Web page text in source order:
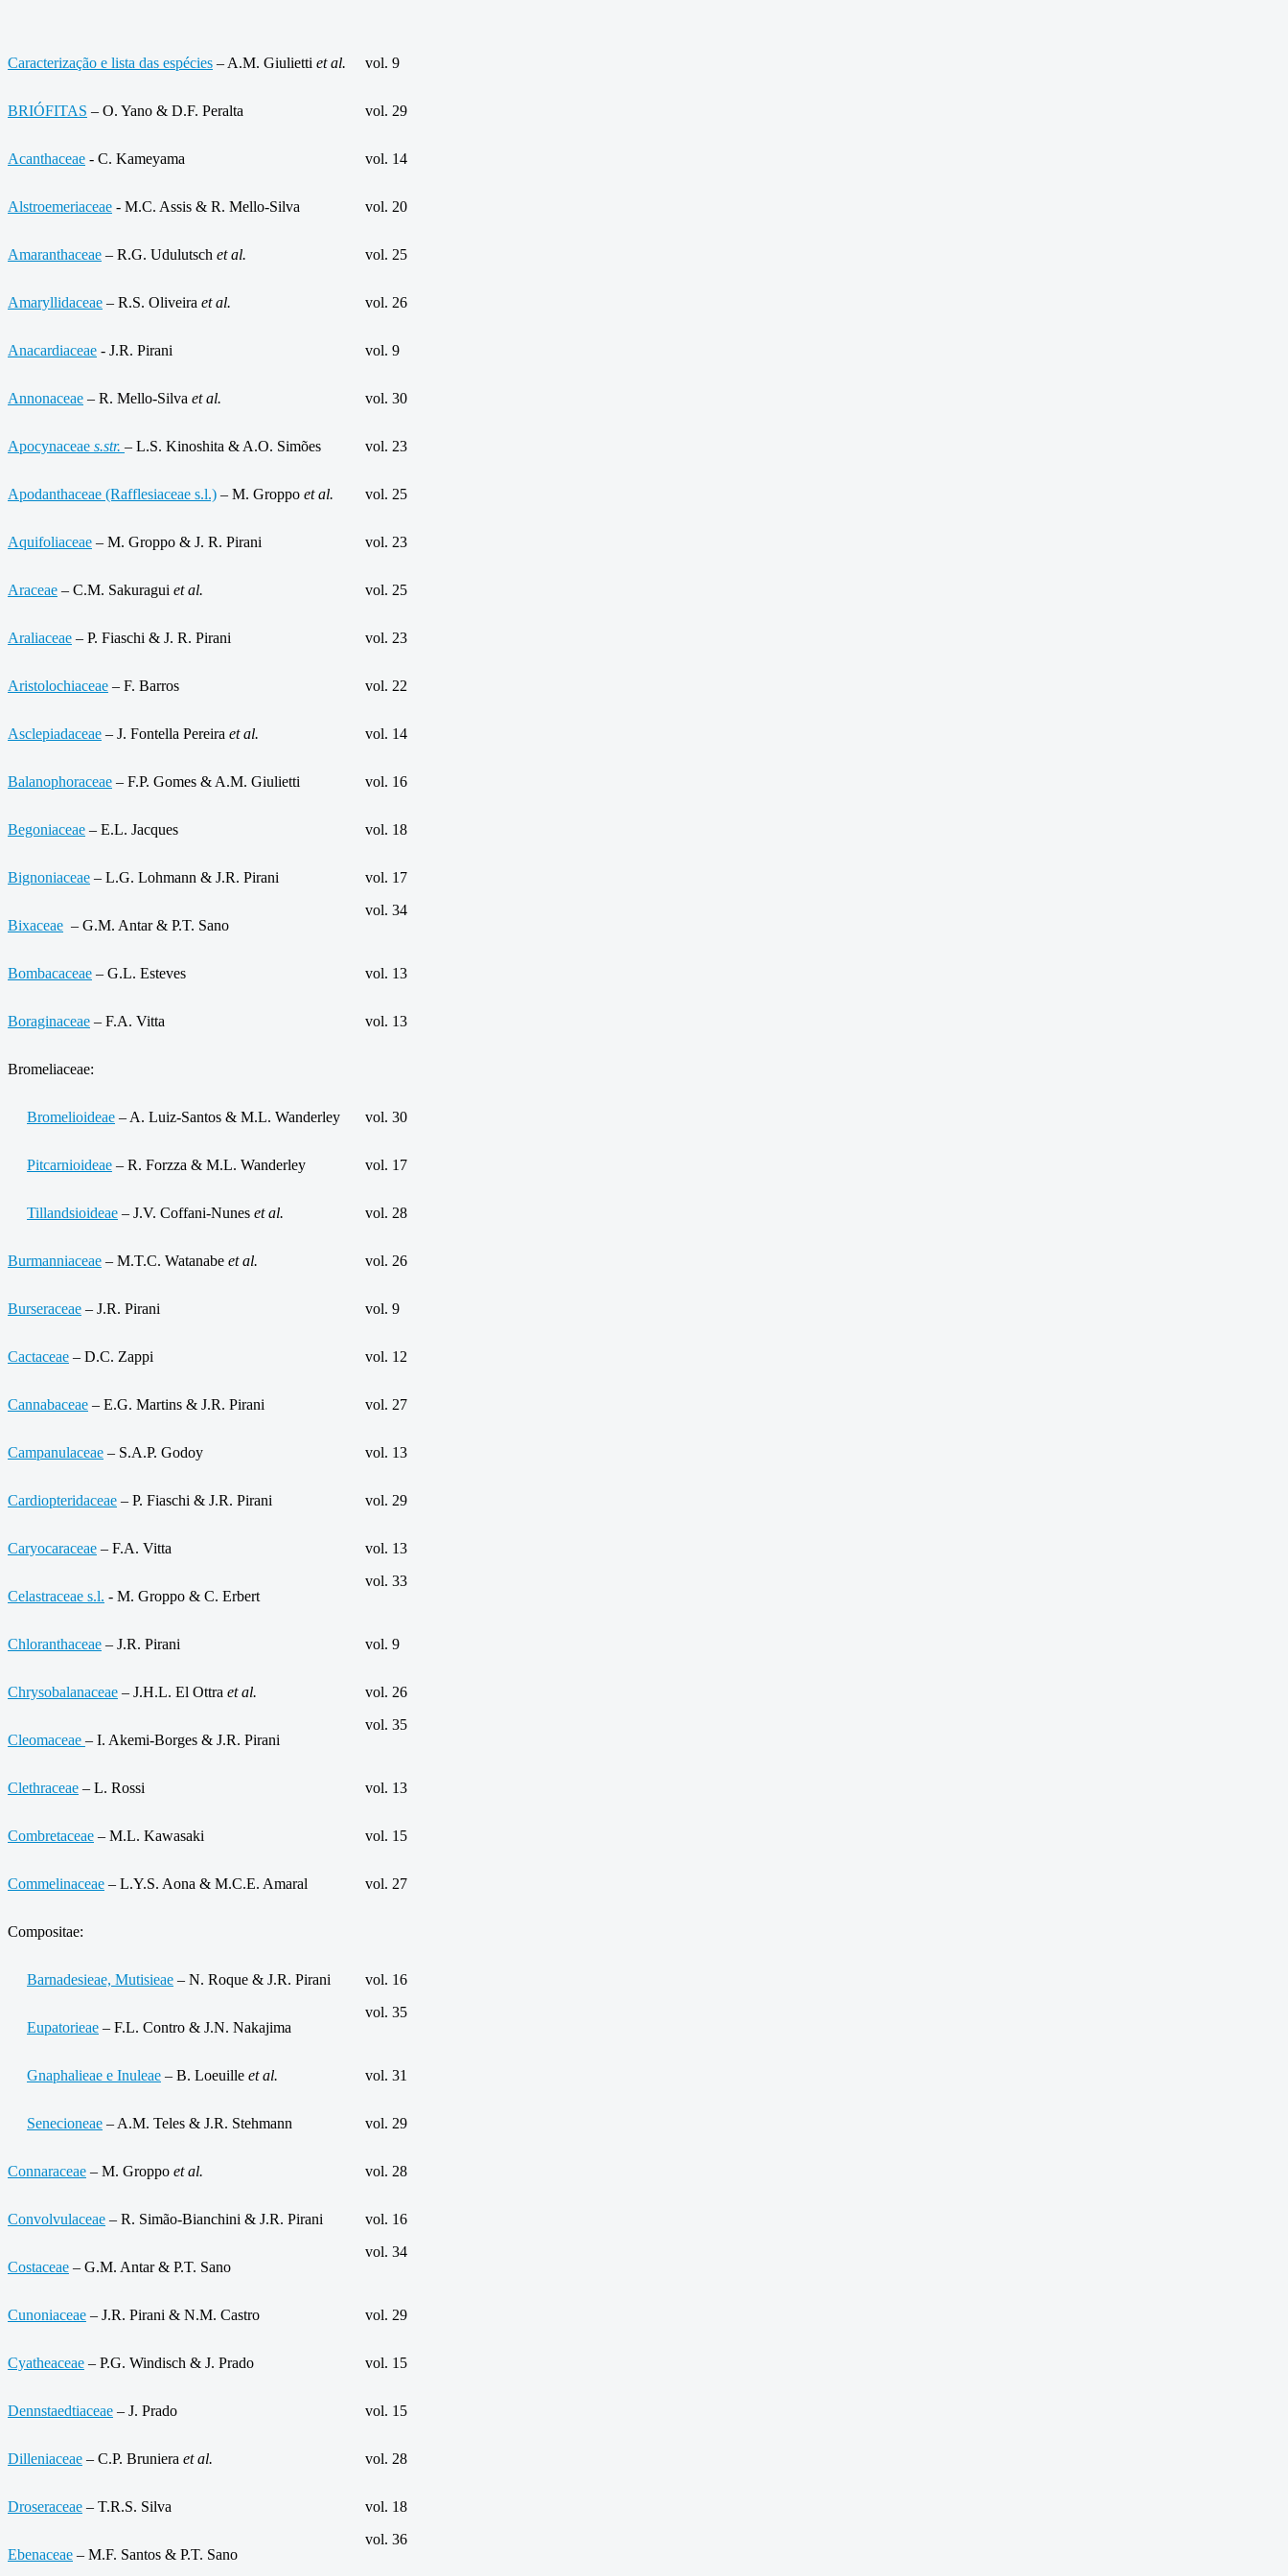
Caracterização e lista das espécies – A.M. Giulietti et al. vol. 9
BRIÓFITAS – O. Yano & D.F. Peralta vol. 29
Acanthaceae - C. Kameyama vol. 14
Alstroemeriaceae - M.C. Assis & R. Mello-Silva vol. 20
Amaranthaceae – R.G. Udulutsch et al. vol. 25
Amaryllidaceae – R.S. Oliveira et al. vol. 26
Anacardiaceae - J.R. Pirani vol. 9
Annonaceae – R. Mello-Silva et al. vol. 30
Apocynaceae s.str. – L.S. Kinoshita & A.O. Simões vol. 23
Apodanthaceae (Rafflesiaceae s.l.) – M. Groppo et al. vol. 25
Aquifoliaceae – M. Groppo & J. R. Pirani vol. 23
Araceae – C.M. Sakuragui et al. vol. 25
Araliaceae – P. Fiaschi & J. R. Pirani vol. 23
Aristolochiaceae – F. Barros vol. 22
Asclepiadaceae – J. Fontella Pereira et al. vol. 14
Balanophoraceae – F.P. Gomes & A.M. Giulietti vol. 16
Begoniaceae – E.L. Jacques vol. 18
Bignoniaceae – L.G. Lohmann & J.R. Pirani vol. 17
Bixaceae – G.M. Antar & P.T. Sano
vol. 34
Bombacaceae – G.L. Esteves vol. 13
Boraginaceae – F.A. Vitta vol. 13
Bromeliaceae:
Bromelioideae – A. Luiz-Santos & M.L. Wanderley vol. 30
Pitcarnioideae – R. Forzza & M.L. Wanderley vol. 17
Tillandsioideae – J.V. Coffani-Nunes et al. vol. 28
Burmanniaceae – M.T.C. Watanabe et al. vol. 26
Burseraceae – J.R. Pirani vol. 9
Cactaceae – D.C. Zappi vol. 12
Cannabaceae – E.G. Martins & J.R. Pirani vol. 27
Campanulaceae – S.A.P. Godoy vol. 13
Cardiopteridaceae – P. Fiaschi & J.R. Pirani vol. 29
Caryocaraceae – F.A. Vitta vol. 13
Celastraceae s.l. - M. Groppo & C. Erbert
vol. 33
Chloranthaceae – J.R. Pirani vol. 9
Chrysobalanaceae – J.H.L. El Ottra et al. vol. 26
Cleomaceae – I. Akemi-Borges & J.R. Pirani
vol. 35
Clethraceae – L. Rossi vol. 13
Combretaceae – M.L. Kawasaki vol. 15
Commelinaceae – L.Y.S. Aona & M.C.E. Amaral vol. 27
Compositae:
Barnadesieae, Mutisieae – N. Roque & J.R. Pirani vol. 16
Eupatorieae – F.L. Contro & J.N. Nakajima
vol. 35
Gnaphalieae e Inuleae – B. Loeuille et al. vol. 31
Senecioneae – A.M. Teles & J.R. Stehmann vol. 29
Connaraceae – M. Groppo et al. vol. 28
Convolvulaceae – R. Simão-Bianchini & J.R. Pirani vol. 16
Costaceae – G.M. Antar & P.T. Sano
vol. 34
Cunoniaceae – J.R. Pirani & N.M. Castro vol. 29
Cyatheaceae – P.G. Windisch & J. Prado vol. 15
Dennstaedtiaceae – J. Prado vol. 15
Dilleniaceae – C.P. Bruniera et al. vol. 28
Droseraceae – T.R.S. Silva vol. 18
Ebenaceae – M.F. Santos & P.T. Sano
vol. 36